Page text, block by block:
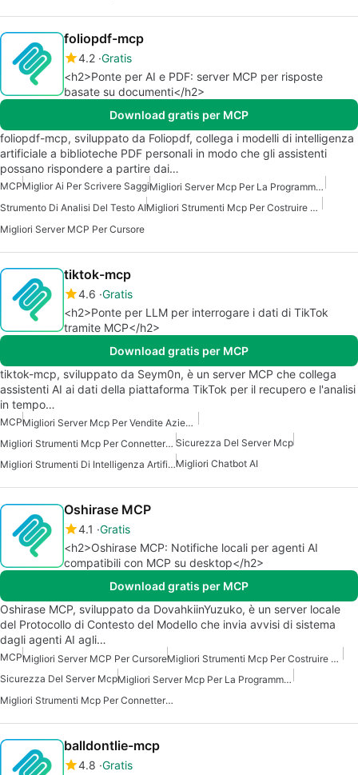
foliopdf-mcp
4.2 Gratis
<h2>Ponte per AI e PDF: server MCP per risposte
basate su documenti</h2>
Download gratis per MCP
foliopdf-mcp, sviluppato da Foliopdf, collega i modelli di intelligenza
artificiale a biblioteche PDF personali in modo che gli assistenti
possano rispondere a partire dai…
MCPMiglior Ai Per Scrivere Saggi
Migliori Server Mcp Per La Programmazione
Strumento Di Analisi Del Testo AI
Migliori Strumenti Mcp Per Costruire Agenti Ai
Migliori Server MCP Per Cursore
tiktok-mcp
4.6 Gratis
<h2>Ponte per LLM per interrogare i dati di TikTok
tramite MCP</h2>
Download gratis per MCP
tiktok-mcp, sviluppato da Seym0n, è un server MCP che collega
assistenti AI ai dati della piattaforma TikTok per il recupero e l'analisi
in tempo…
MCP
Migliori Server Mcp Per Vendite Aziendali Marketing
Migliori Strumenti Mcp Per Connettersi Ai Dati Sicurezza Del Server Mcp
Migliori Strumenti Di Intelligenza Artificiale Per I MarketerMigliori Chatbot AI
Oshirase MCP
4.1 Gratis
<h2>Oshirase MCP: Notifiche locali per agenti AI
compatibili con MCP su desktop</h2>
Download gratis per MCP
Oshirase MCP, sviluppato da DovahkiinYuzuko, è un server locale
del Protocollo di Contesto del Modello che invia avvisi di sistema
dagli agenti AI agli…
MCPMigliori Server MCP Per Cursore
Migliori Strumenti Mcp Per Costruire Agenti Ai
Sicurezza Del Server Mcp
Migliori Server Mcp Per La Programmazione
Migliori Strumenti Mcp Per Connettersi Ai Dati
balldontlie-mcp
4.8 Gratis